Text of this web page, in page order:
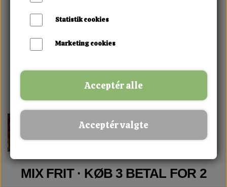
MIX FRIT · KØB 3 BETAL FOR 2
Statistik cookies
Marketing cookies
Acceptér alle
Acceptér valgte